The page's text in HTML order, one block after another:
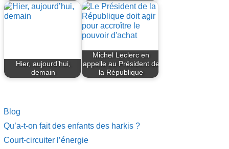
Hier, aujourd’hui,
demain
Michel Leclerc en
appelle au Président de
la République
Catégories
Blog
Qu’a-t-on fait des enfants des harkis ?
Court-circuiter l’énergie